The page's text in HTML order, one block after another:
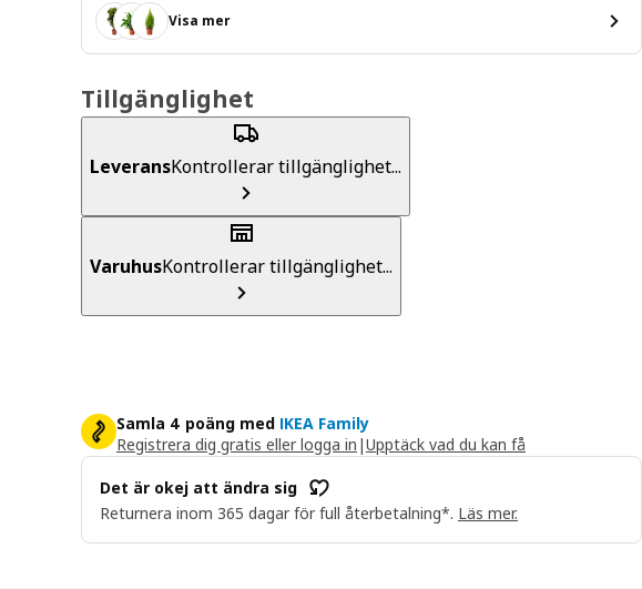
Visa mer
Tillgänglighet
LeveransKontrollerar tillgänglighet...
VaruhusKontrollerar tillgänglighet...
Samla 4 poäng med IKEA Family
Registrera dig gratis eller logga in |Upptäck vad du kan få
Det är okej att ändra sig
Returnera inom 365 dagar för full återbetalning*. Läs mer.